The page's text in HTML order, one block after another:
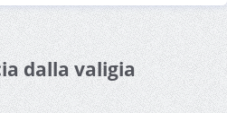
dalla valigia